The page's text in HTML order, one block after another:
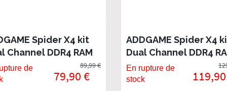
Spider X4 kit
Channel DDR4 RAM
(2x 8Go) 3600Mhz
RGB
de
79,90 €
89,99 €
ADDGAME Spider X4
Dual Channel DDR4
32Go (2x 16Go)
CL16 RGB
En rupture de
stock